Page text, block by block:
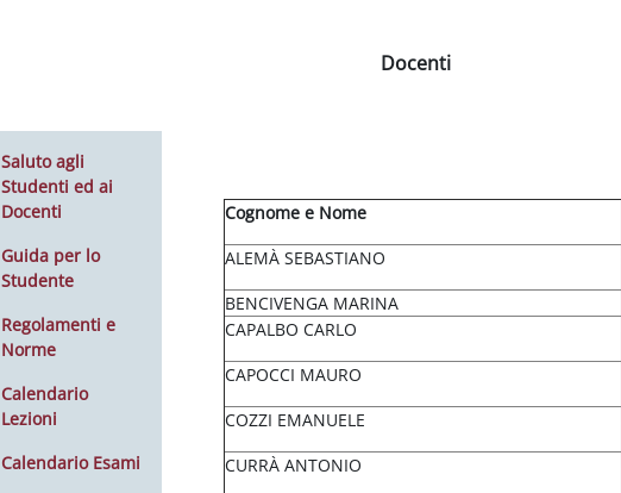
Docenti
Saluto agli
Studenti ed ai
Docenti
Guida per lo
Studente
Regolamenti e
Norme
Calendario
Lezioni
Calendario Esami
Cognome e Nome
ALEMÀ SEBASTIANO
BENCIVENGA MARINA
CAPALBO CARLO
CAPOCCI MAURO
COZZI EMANUELE
CURRÀ ANTONIO